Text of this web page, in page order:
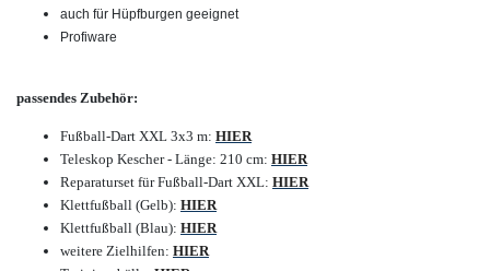
auch für Hüpfburgen geeignet
Profiware
passendes Zubehör:
Fußball-Dart XXL 3x3 m: HIER
Teleskop Kescher - Länge: 210 cm: HIER
Reparaturset für Fußball-Dart XXL: HIER
Klettfußball (Gelb): HIER
Klettfußball (Blau): HIER
weitere Zielhilfen: HIER